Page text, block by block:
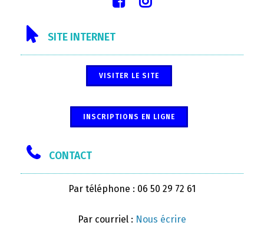
SITE INTERNET
VISITER LE SITE
INSCRIPTIONS EN LIGNE
CONTACT
Par téléphone : 06 50 29 72 61
Par courriel : Nous écrire